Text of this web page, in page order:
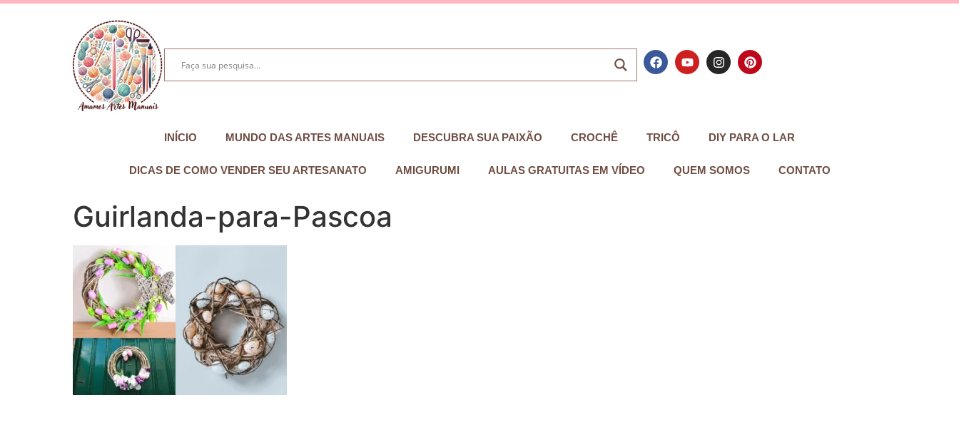
INÍCIO MUNDO DAS ARTES MANUAIS DESCUBRA SUA PAIXÃO CROCHÊ TRICÔ DIY PARA O LAR
DICAS DE COMO VENDER SEU ARTESANATO AMIGURUMI AULAS GRATUITAS EM VÍDEO QUEM SOMOS CONTATO
Guirlanda-para-Pascoa